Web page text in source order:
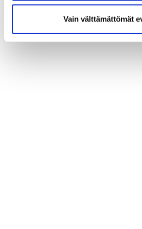
Vain välttämättömät
Markun aloittamisen jälkeen.